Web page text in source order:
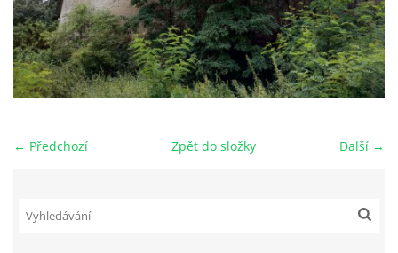
← Předchozí Další →
Zpět do složky